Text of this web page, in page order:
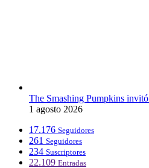
The Smashing Pumpkins
1 agosto 2026
17.176 Seguidores
261 Seguidores
234 Suscriptores
22.109 Entradas